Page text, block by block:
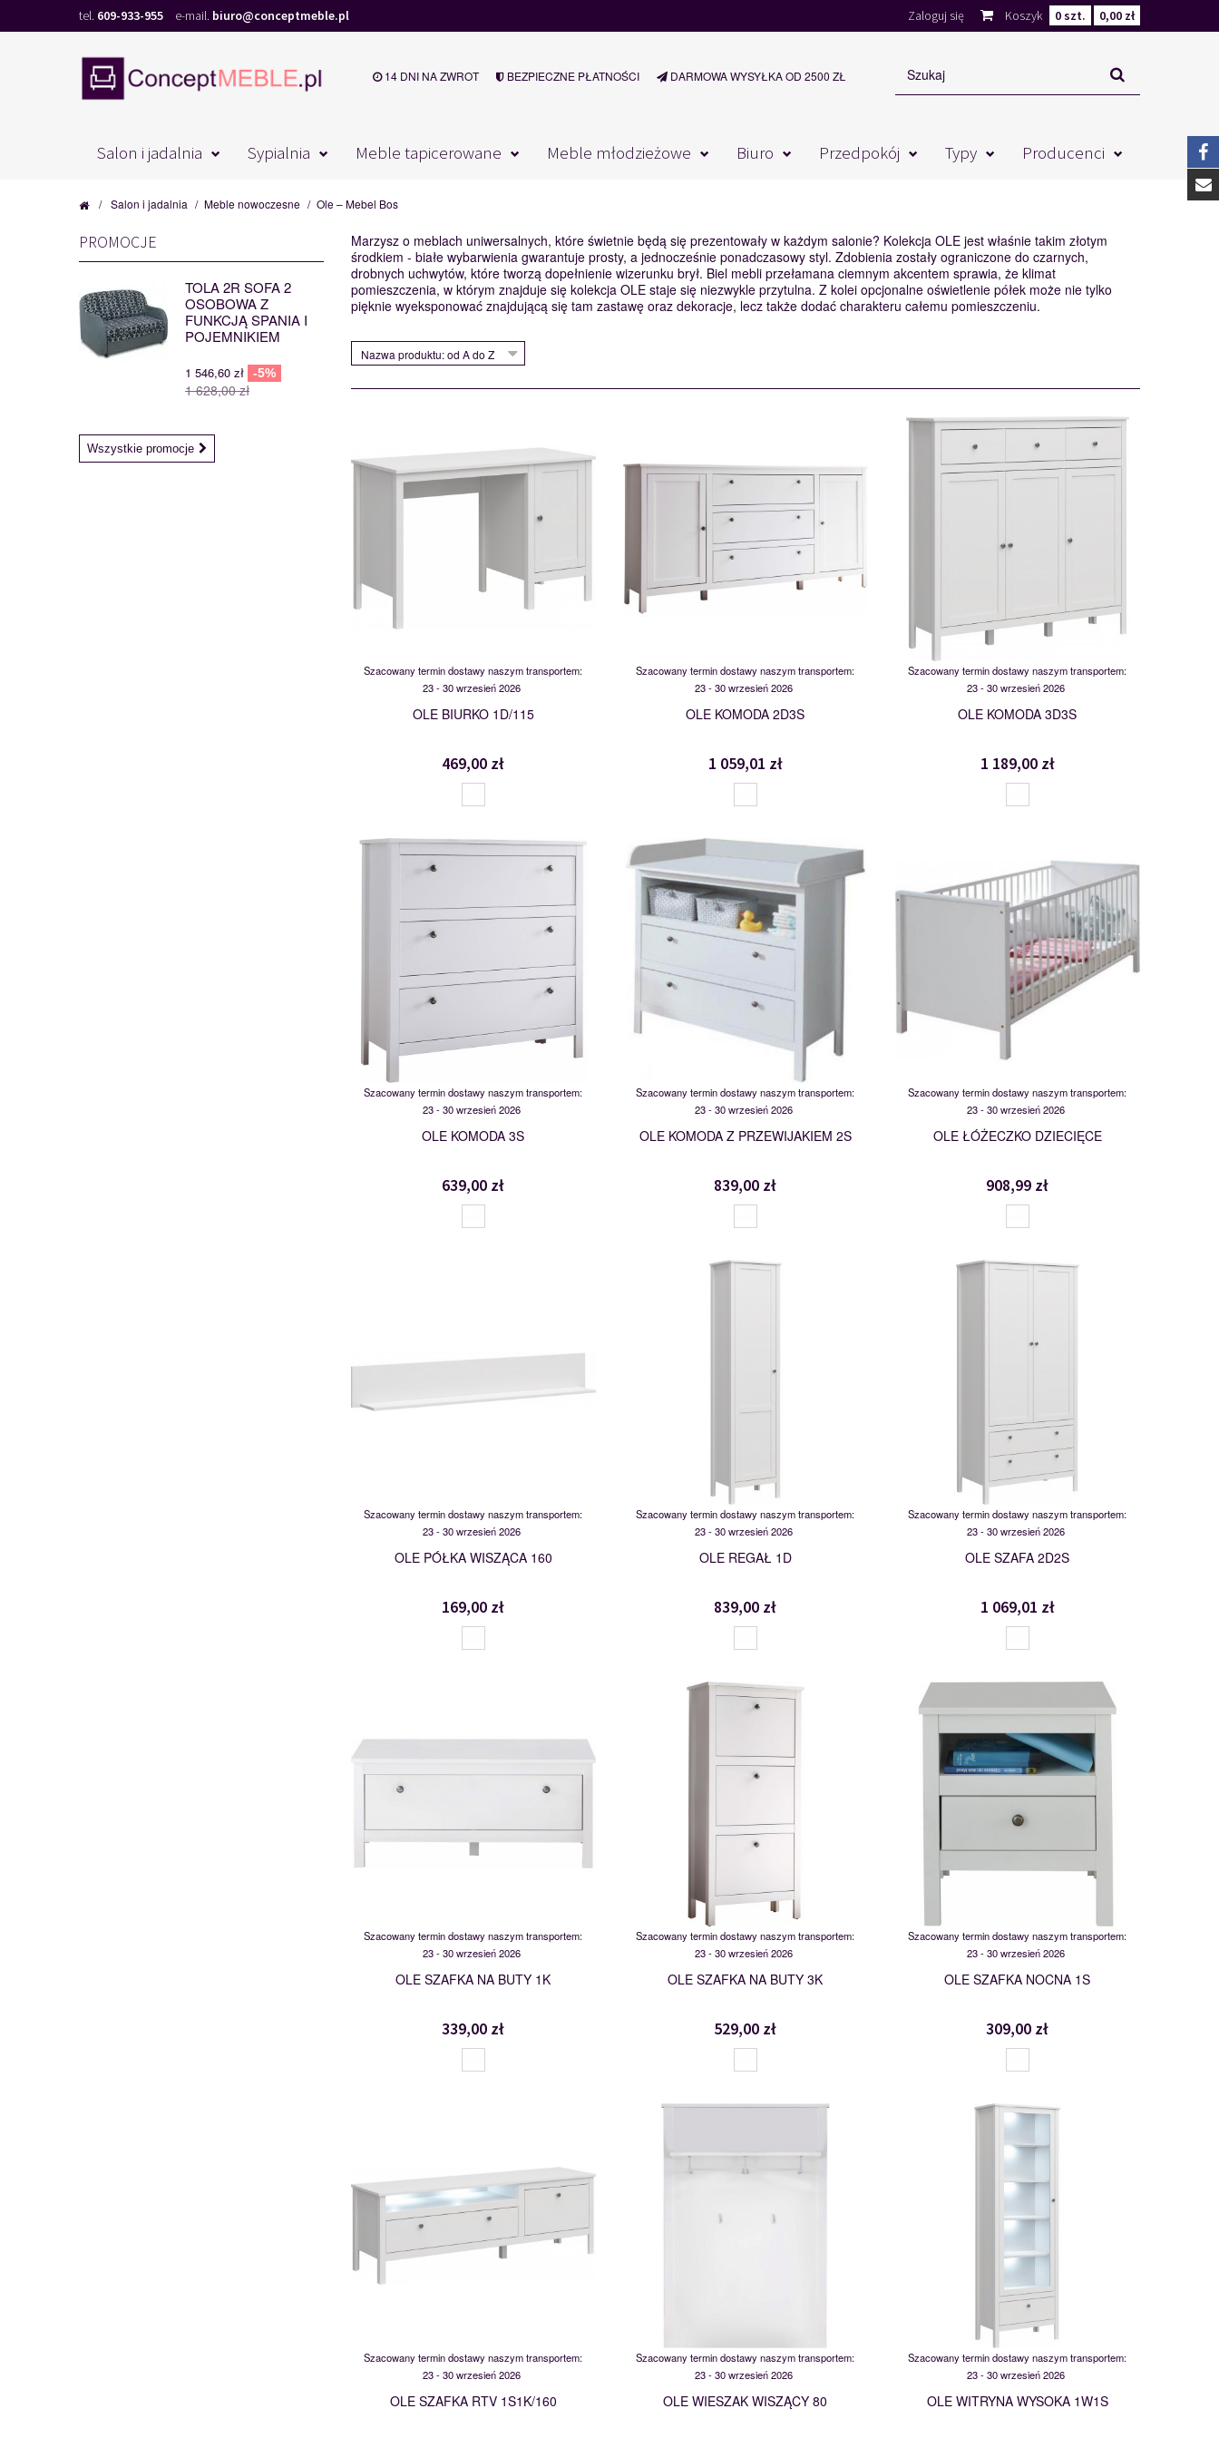
tel. 609-933-955 e-mail. biuro@conceptmeble.pl Koszyk 0szt. 0,00 zł
Zaloguj się
14 DNI NA ZWROT BEZPIECZNE PŁATNOŚCI DARMOWA WYSYŁKA OD 2500 ZŁ
Salon i jadalnia Sypialnia Meble tapicerowane Meble młodzieżowe Biuro Przedpokój Typy Producenci
/ Salon i jadalnia / Meble nowoczesne / Ole – Mebel Bos
PROMOCJE
TOLA 2R SOFA 2
OSOBOWA Z
FUNKCJĄ SPANIA I
POJEMNIKIEM
1 546,60 zł -5%
1 628,00 zł
Wszystkie promocje
Marzysz o meblach uniwersalnych, które świetnie będą się prezentowały w każdym salonie? Kolekcja OLE jest właśnie takim złotym
środkiem - białe wybarwienia gwarantuje prosty, a jednocześnie ponadczasowy styl. Zdobienia zostały ograniczone do czarnych,
drobnych uchwytów, które tworzą dopełnienie wizerunku brył. Biel mebli przełamana ciemnym akcentem sprawia, że klimat
pomieszczenia, w którym znajduje się kolekcja OLE staje się niezwykle przytulna. Z kolei opcjonalne oświetlenie półek może nie tylko
pięknie wyeksponować znajdującą się tam zastawę oraz dekoracje, lecz także dodać charakteru całemu pomieszczeniu.
Nazwa produktu: od A do Z
Szacowany termin dostawy naszym transportem:
23 - 30 wrzesień 2026
OLE BIURKO 1D/115
469,00 zł
Szacowany termin dostawy naszym transportem:
23 - 30 wrzesień 2026
OLE KOMODA 2D3S
1 059,01 zł
MSBP-095-KOM_3D3S-011-01
117538
Szacowany termin dostawy naszym transportem:
23 - 30 wrzesień 2026
OLE KOMODA 3D3S
1 189,00 zł
MSBP-095-KOM_3S-011-01
117553
Szacowany termin dostawy naszym transportem:
23 - 30 wrzesień 2026
OLE KOMODA 3S
639,00 zł
MSBP-095-KOM_PRZ_2S-011-01
119409
Szacowany termin dostawy naszym transportem:
23 - 30 wrzesień 2026
OLE KOMODA Z PRZEWIJAKIEM 2S
839,00 zł
Szacowany termin dostawy naszym transportem:
23 - 30 wrzesień 2026
OLE ŁÓŻECZKO DZIECIĘCE
908,99 zł
Szacowany termin dostawy naszym transportem:
23 - 30 wrzesień 2026
OLE PÓŁKA WISZĄCA 160
169,00 zł
MSBP-095-REG_1D-011-01
117539
Szacowany termin dostawy naszym transportem:
23 - 30 wrzesień 2026
OLE REGAŁ 1D
839,00 zł
MSBP-095-SZF_2D2S-011-01
117546
Szacowany termin dostawy naszym transportem:
23 - 30 wrzesień 2026
OLE SZAFA 2D2S
1 069,01 zł
Szacowany termin dostawy naszym transportem:
23 - 30 wrzesień 2026
OLE SZAFKA NA BUTY 1K
339,00 zł
MSBP-095-SZFK_BUT_3K-011-01
117552
Szacowany termin dostawy naszym transportem:
23 - 30 wrzesień 2026
OLE SZAFKA NA BUTY 3K
529,00 zł
MSBP-095-SZFK_NOC_1S-011-01
Szacowany termin dostawy naszym transportem:
23 - 30 wrzesień 2026
OLE SZAFKA NOCNA 1S
309,00 zł
Szacowany termin dostawy naszym transportem:
23 - 30 wrzesień 2026
OLE SZAFKA RTV 1S1K/160
MSBP-095-WIE/80-011-01
Szacowany termin dostawy naszym transportem:
23 - 30 wrzesień 2026
OLE WIESZAK WISZĄCY 80
MSBP-095-WIT_WYS_1W1S-011-
Szacowany termin dostawy naszym transportem:
23 - 30 wrzesień 2026
OLE WITRYNA WYSOKA 1W1S